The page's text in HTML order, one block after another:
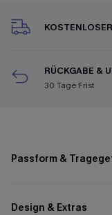
RÜCKGABE &
30 Tage Frist
Passform &
Design & Extras